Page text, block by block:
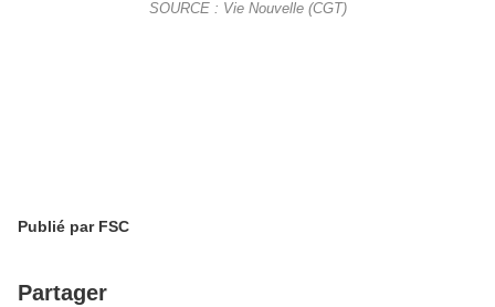
SOURCE : Vie Nouvelle (CGT)
Publié par FSC
Partager